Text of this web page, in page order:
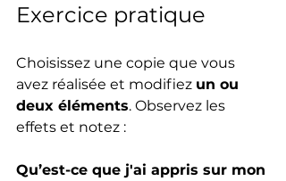
Exercice pratique
Choisissez une copie que vous
avez réalisée et modifiez un ou
deux éléments. Observez les
effets et notez :
Qu’est-ce que j'ai appris sur mon